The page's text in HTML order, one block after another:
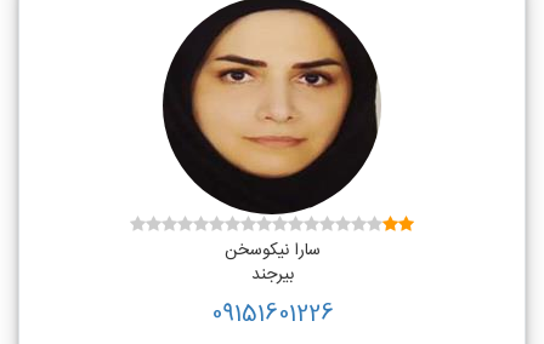
سارا نیکوسخن
بیرجند
09151601226